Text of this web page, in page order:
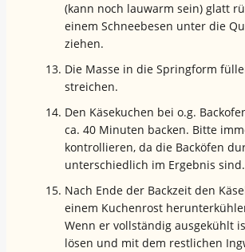
(kann noch lauwarm sein) glatt
einem Schneebesen unter die
ziehen.
Die Masse in die Springform
streichen.
Den Käsekuchen bei o.g.
ca. 40 Minuten backen. Bitte
kontrollieren, da die Backöfen
unterschiedlich im Ergebnis sind.
Nach Ende der Backzeit den
einem Kuchenrost
Wenn er vollständig ausgekühlt
lösen und mit dem restlichen